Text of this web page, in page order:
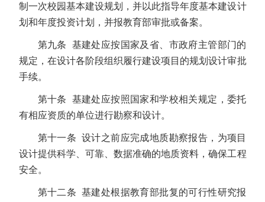
制一次校园基本建设规划，并以此指导年度基本建设计
划和年度投资计划，并报教育部审批或备案。
第九条 基建处应按国家及省、市政府主管部门的
规定，在设计各阶段组织履行建设项目的规划设计审批
手续。
第十条 基建处应按照国家和学校相关规定，委托
有相应资质的单位进行勘察和设计。
第十一条 设计之前应完成地质勘察报告，为项目
设计提供科学、可靠、数据准确的地质资料，确保工程
安全。
第十二条 基建处根据教育部批复的可行性研究报